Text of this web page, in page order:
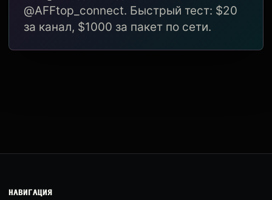
@AFFtop_connect. Быстрый тест: $20
за канал, $1000 за пакет по сети.
НАВИГАЦИЯ